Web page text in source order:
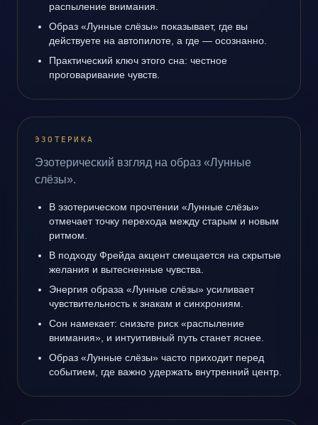
распыление внимания.
Образ «Лунные слёзы» показывает, где вы
действуете на автопилоте, а где — осознанно.
Практический ключ этого сна: честное
проговаривание чувств.
ЭЗОТЕРИКА
Эзотерический взгляд на образ «Лунные
слёзы».
В эзотерическом прочтении «Лунные слёзы»
отмечает точку перехода между старым и новым
ритмом.
В подходу Фрейда акцент смещается на скрытые
желания и вытесненные чувства.
Энергия образа «Лунные слёзы» усиливает
чувствительность к знакам и синхрониям.
Сон намекает: снизьте риск «распыление
внимания», и интуитивный путь станет яснее.
Образ «Лунные слёзы» часто приходит перед
событием, где важно удержать внутренний центр.